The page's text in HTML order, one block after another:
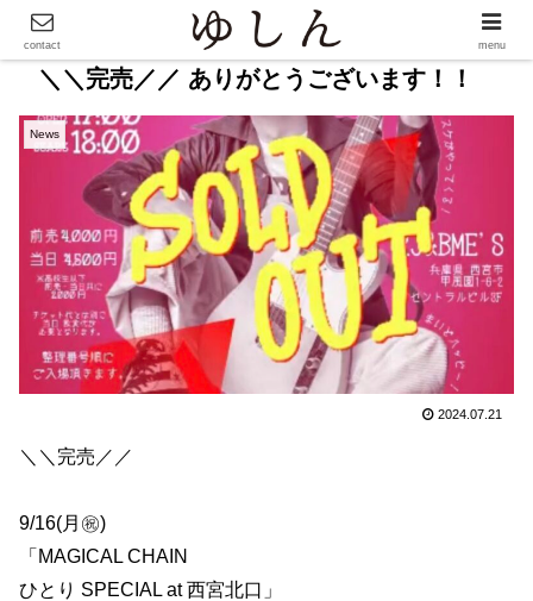
＼＼完売／／ ありがとうございます！！
News
2024.07.21
＼＼完売／／
9/16(月㊗️)
「MAGICAL CHAIN
ひとり SPECIAL at 西宮北口」
contact menu